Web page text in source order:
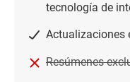
tecnología de
Actualizaciones
Resúmenes